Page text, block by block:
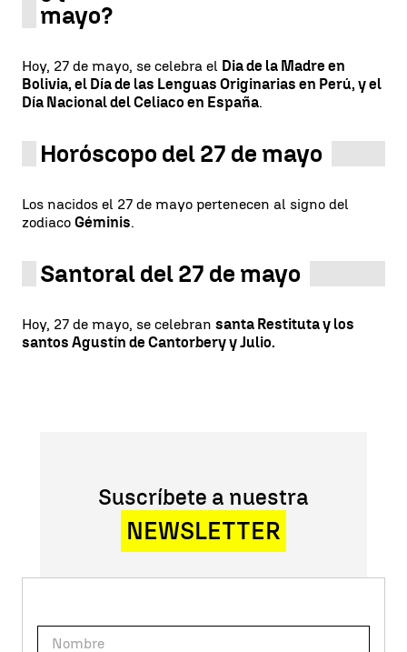
mayo?
Hoy, 27 de mayo, se celebra el Dia de la Madre en
Bolivia, el Día de las Lenguas Originarias en Perú, y el
Día Nacional del Celiaco en España.
Horóscopo del 27 de mayo
Los nacidos el 27 de mayo pertenecen al signo del
zodiaco Géminis.
Santoral del 27 de mayo
Hoy, 27 de mayo, se celebran santa Restituta y los
santos Agustín de Cantorbery y Julio.
Suscríbete a nuestra
NEWSLETTER